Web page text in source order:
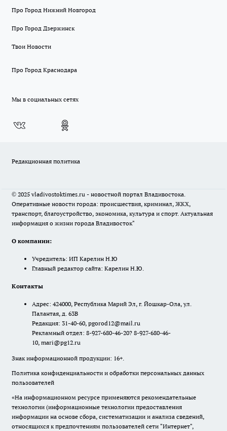
Про Город Нижний Новгород
Про Город Дзержинск
Твои Новости
Про Город Краснодара
Мы в социальных сетях
Редакционная политика
© 2025 vladivostoktimes.ru - новостной портал Владивостока.
Оперативные новости города: происшествия, криминал, ЖКХ,
транспорт, благоустройство, экономика, культура и спорт. Актуальная
информация о жизни города Владивосток"
О компании:
Учредитель: ИП Карелин Н.Ю
Главный редактор сайта: Карелин Н.Ю.
Контакты
Адрес: 424000, Республика Марий Эл, г. Йошкар-Ола, ул.
Палантая, д. 63В
Редакция: 31-40-60, pgorod12@mail.ru
Рекламный отдел: 8-927-680-46-20? 8-927-680-46-
10, mari@pg12.ru
Знак информационной продукции: 16+.
Политика конфиденциальности и обработки персональных данных
пользователей
«На информационном ресурсе применяются рекомендательные
технологии (информационные технологии предоставления
информации на основе сбора, систематизации и анализа сведений,
относящихся к предпочтениям пользователей сети "Интернет",